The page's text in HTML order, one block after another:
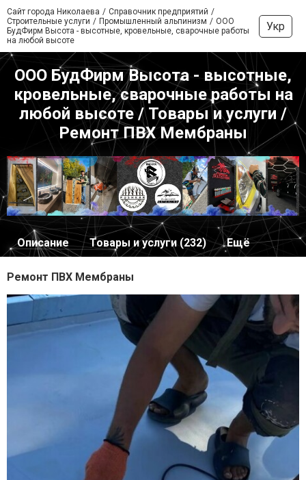
Сайт города Николаева
Справочник предприятий
Строительные услуги
Промышленный альпинизм
ООО
БудФирм Высота - высотные, кровельные, сварочные работы
на любой высоте
Укр
ООО БудФирм Высота - высотные,
кровельные, сварочные работы на
любой высоте / Товары и услуги /
Ремонт ПВХ Мембраны
Описание Товары и услуги (232) Ещё
Ремонт ПВХ Мембраны